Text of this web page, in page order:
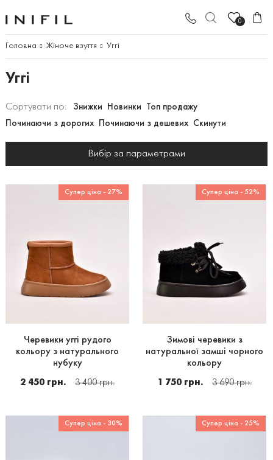
0
Головна Жіноче взуття Уггі
Уггі
Сортувати по: Знижки Новинки
Топ продажу
Починаючи з дорогих
Починаючи з дешевих Скинути
Вибір за параметрами
Супер ціна - 27%
Черевики уггі рудого
кольору з натурального
нубуку
2 450 грн. 3 400 грн.
Супер ціна - 52%
Зимові черевики з
натуральної замші чорного
кольору
1 750 грн. 3 690 грн.
Супер ціна - 30% Супер ціна - 25%